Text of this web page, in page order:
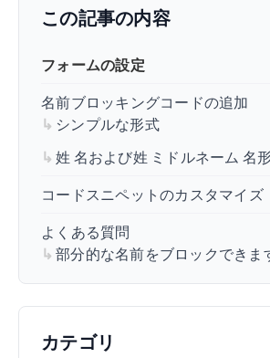
この記事の内容
フォームの設定
名前ブロッキングコードの追加
シンプルな形式
姓 名および姓 ミドルネーム 名
コードスニペットのカスタマイズ
よくある質問
部分的な名前をブロックできま
カテゴリ